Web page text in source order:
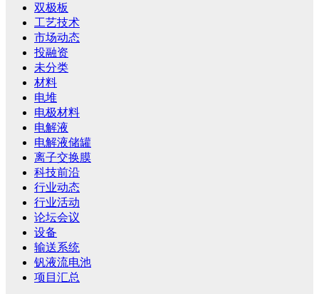
双极板
工艺技术
市场动态
投融资
未分类
材料
电堆
电极材料
电解液
电解液储罐
离子交换膜
科技前沿
行业动态
行业活动
论坛会议
设备
输送系统
钒液流电池
项目汇总